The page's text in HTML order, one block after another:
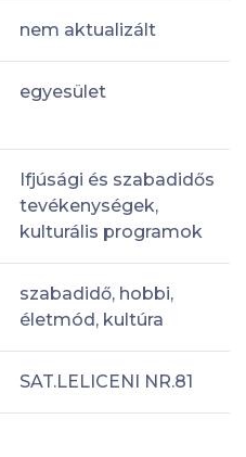
nem aktualizált
egyesület
Ifjúsági és szabadidős
tevékenységek,
kulturális programok
szabadidő, hobbi,
életmód, kultúra
SAT.LELICENI NR.81